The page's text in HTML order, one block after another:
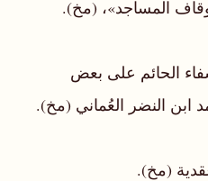
الحائم على بعض
ابن النضر العُماني (مخ).